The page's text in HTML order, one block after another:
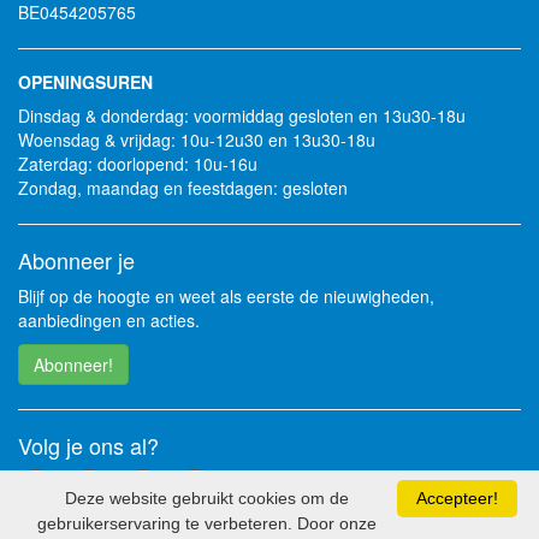
BE0454205765
OPENINGSUREN
Dinsdag & donderdag: voormiddag gesloten en 13u30-18u
Woensdag & vrijdag: 10u-12u30 en 13u30-18u
Zaterdag: doorlopend: 10u-16u
Zondag, maandag en feestdagen: gesloten
Abonneer je
Blijf op de hoogte en weet als eerste de nieuwigheden,
aanbiedingen en acties.
Abonneer!
Volg je ons al?
Accepteer!
Deze website gebruikt cookies om de
gebruikerservaring te verbeteren. Door onze